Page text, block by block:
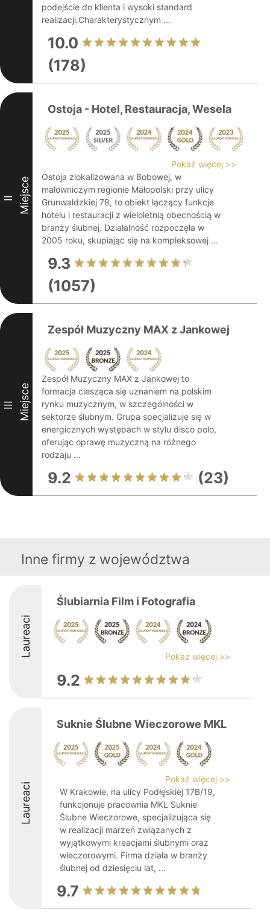
podejście do klienta i wysoki standard
realizacji.Charakterystycznym ...
10.0
(178)
II Miejsce
Ostoja - Hotel, Restauracja, Wesela
Pokaż więcej >>
Ostoja zlokalizowana w Bobowej, w
malowniczym regionie Małopolski przy ulicy
Grunwaldzkiej 78, to obiekt łączący funkcje
hotelu i restauracji z wieloletnią obecnością w
branży ślubnej. Działalność rozpoczęła w
2005 roku, skupiając się na kompleksowej ...
9.3
(1057)
III Miejsce
Zespół Muzyczny MAX z Jankowej
Zespół Muzyczny MAX z Jankowej to
formacja ciesząca się uznaniem na polskim
rynku muzycznym, w szczególności w
sektorze ślubnym. Grupa specjalizuje się w
energicznych występach w stylu disco polo,
oferując oprawę muzyczną na różnego
rodzaju ...
9.2 (23)
Inne firmy z województwa
Laureaci
Ślubiarnia Film i Fotografia
Pokaż więcej >>
9.2
Laureaci
Suknie Ślubne Wieczorowe MKL
Pokaż więcej >>
W Krakowie, na ulicy Podłęskiej 17B/19,
funkcjonuje pracownia MKL Suknie
Ślubne Wieczorowe, specjalizująca się
w realizacji marzeń związanych z
wyjątkowymi kreacjami ślubnymi oraz
wieczorowymi. Firma działa w branży
ślubnej od dziesięciu lat, ...
9.7